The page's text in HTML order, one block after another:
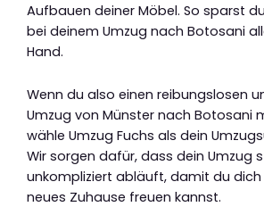
Aufbauen deiner Möbel. So sparst
bei deinem Umzug nach Botosani
Hand.
Wenn du also einen reibungslosen
Umzug von Münster nach Botosani
wähle Umzug Fuchs als dein
Wir sorgen dafür, dass dein Umzug
unkompliziert abläuft, damit du
neues Zuhause freuen kannst.